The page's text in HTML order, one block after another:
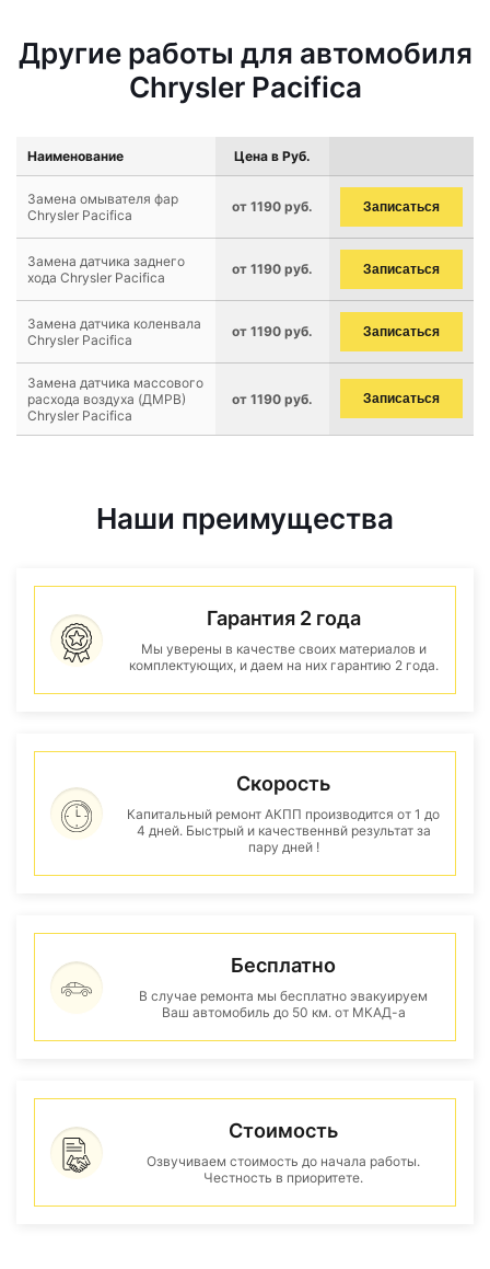
Другие работы для автомобиля
Chrysler Pacifica
Наименование Цена в Руб.
Замена омывателя фар
Chrysler Pacifica
от 1190 руб. Записаться
Замена датчика заднего
хода Chrysler Pacifica
от 1190 руб. Записаться
Замена датчика коленвала
Chrysler Pacifica
от 1190 руб. Записаться
Замена датчика массового
расхода воздуха (ДМРВ)
Chrysler Pacifica
от 1190 руб. Записаться
Наши преимущества
Гарантия 2 года
Мы уверены в качестве своих материалов и
комплектующих, и даем на них гарантию 2 года.
Скорость
Капитальный ремонт АКПП производится от 1 до
4 дней. Быстрый и качественнвй результат за
пару дней !
Бесплатно
В случае ремонта мы бесплатно эвакуируем
Ваш автомобиль до 50 км. от МКАД-а
Стоимость
Озвучиваем стоимость до начала работы.
Честность в приоритете.